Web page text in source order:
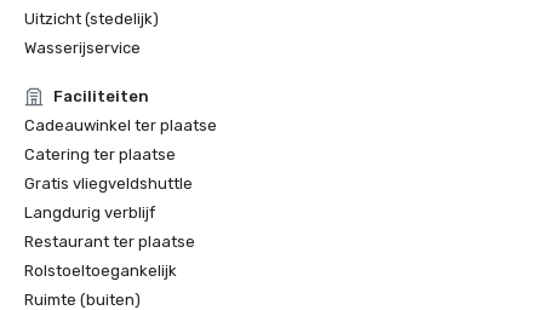
Uitzicht (stedelijk)
Wasserijservice
Faciliteiten
Cadeauwinkel ter plaatse
Catering ter plaatse
Gratis vliegveldshuttle
Langdurig verblijf
Restaurant ter plaatse
Rolstoeltoegankelijk
Ruimte (buiten)